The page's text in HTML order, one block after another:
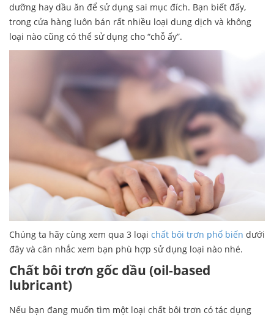
dưỡng hay dầu ăn để sử dụng sai mục đích. Bạn biết đấy,
trong cửa hàng luôn bán rất nhiều loại dung dịch và không
loại nào cũng có thể sử dụng cho “chỗ ấy”.
Chúng ta hãy cùng xem qua 3 loại chất bôi trơn phổ biến dưới
đây và cân nhắc xem bạn phù hợp sử dụng loại nào nhé.
Chất bôi trơn gốc dầu (oil-based
lubricant)
Nếu bạn đang muốn tìm một loại chất bôi trơn có tác dụng